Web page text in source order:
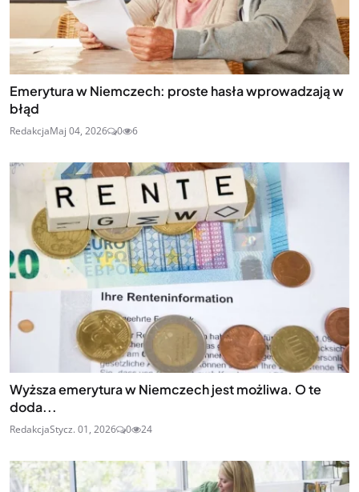
Emerytura w Niemczech: proste hasła wprowadzają w
błąd
RedakcjaMaj 04, 2026 0 6
Wyższa emerytura w Niemczech jest możliwa. O te
doda...
RedakcjaStycz. 01, 2026 0 24